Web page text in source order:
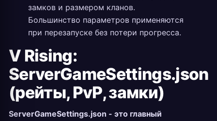
замков и размером кланов.
Большинство параметров применяются
при перезапуске без потери прогресса.
V Rising:
ServerGameSettings.json
(рейты, PvP, замки)
ServerGameSettings.json - это главный